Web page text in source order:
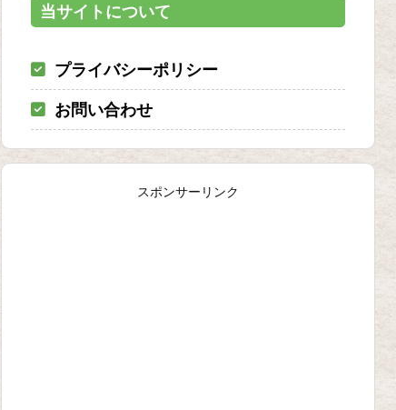
当サイトについて
プライバシーポリシー
お問い合わせ
スポンサーリンク